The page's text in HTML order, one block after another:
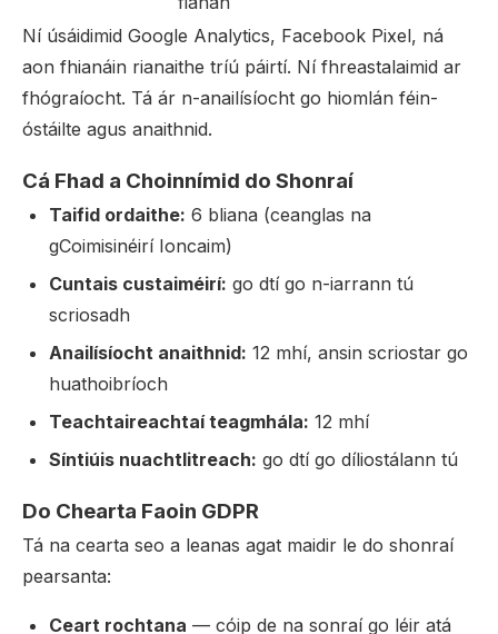
Ní úsáidimid Google Analytics, Facebook Pixel, ná
aon fhianáin rianaithe tríú páirtí. Ní fhreastalaimid ar
fhógraíocht. Tá ár n-anailísíocht go hiomlán féin-
óstáilte agus anaithnid.
Cá Fhad a Choinnímid do Shonraí
Taifid ordaithe: 6 bliana (ceanglas na
gCoimisinéirí Ioncaim)
Cuntais custaiméirí: go dtí go n-iarrann tú
scriosadh
Anailísíocht anaithnid: 12 mhí, ansin scriostar go
huathoibríoch
Teachtaireachtaí teagmhála: 12 mhí
Síntiúis nuachtlitreach: go dtí go díliostálann tú
Do Chearta Faoin GDPR
Tá na cearta seo a leanas agat maidir le do shonraí
pearsanta:
Ceart rochtana — cóip de na sonraí go léir atá